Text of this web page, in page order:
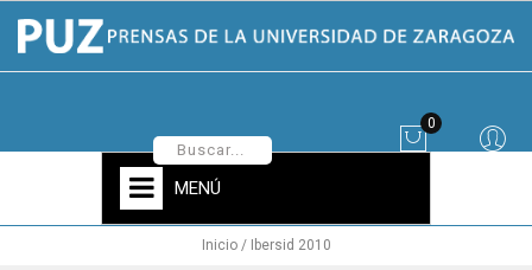
0
MENÚ
Inicio Ibersid 2010